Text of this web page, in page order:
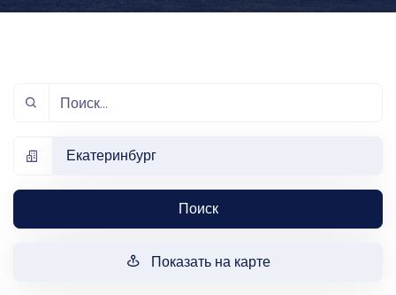
Екатеринбург
Поиск
Показать на карте